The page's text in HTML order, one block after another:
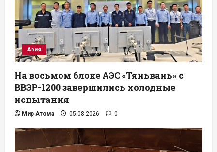
Азия
На восьмом блоке АЭС «Тяньвань» с
ВВЭР-1200 завершились холодные
испытания
Мир Атома 05.08.2026 0